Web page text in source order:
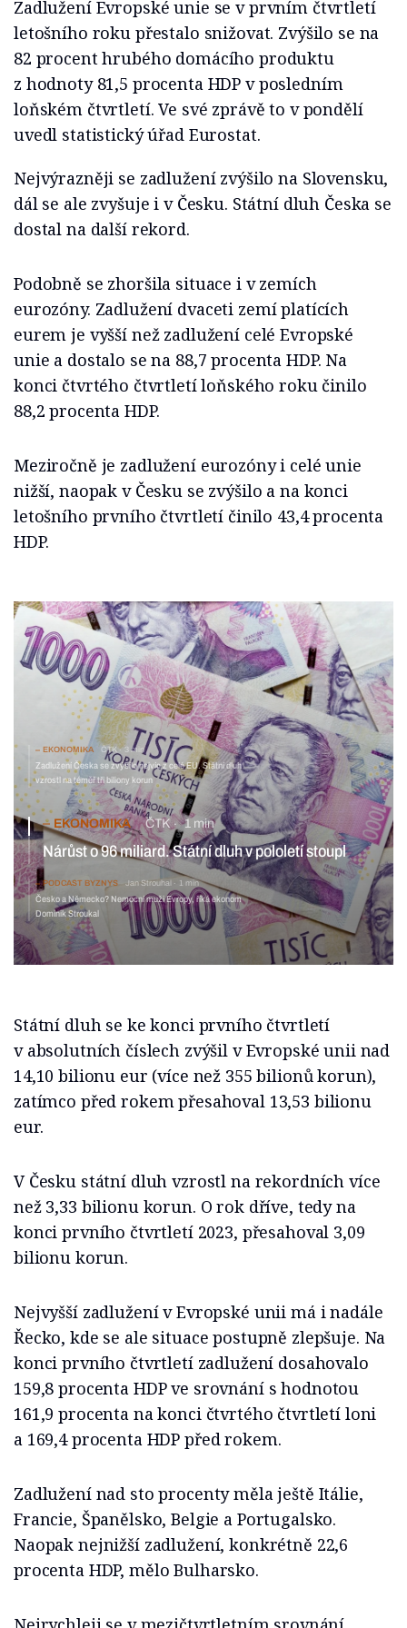
Zadlužení Evropské unie se v prvním čtvrtletí
letošního roku přestalo snižovat. Zvýšilo se na
82 procent hrubého domácího produktu
z hodnoty 81,5 procenta HDP v posledním
loňském čtvrtletí. Ve své zprávě to v pondělí
uvedl statistický úřad Eurostat.
Nejvýrazněji se zadlužení zvýšilo na Slovensku,
dál se ale zvyšuje i v Česku. Státní dluh Česka se
dostal na další rekord.
Podobně se zhoršila situace i v zemích
eurozóny. Zadlužení dvaceti zemí platících
eurem je vyšší než zadlužení celé Evropské
unie a dostalo se na 88,7 procenta HDP. Na
konci čtvrtého čtvrtletí loňského roku činilo
88,2 procenta HDP.
Meziročně je zadlužení eurozóny i celé unie
nižší, naopak v Česku se zvýšilo a na konci
letošního prvního čtvrtletí činilo 43,4 procenta
HDP.
EKONOMIKA ČTK 3 min
Zadlužení Česka se zvýšilo nejvíc z celé EU. Státní dluh
vzrostl na téměř tři biliony korun
EKONOMIKA ČTK 1 min
Nárůst o 96 miliard. Státní dluh v pololetí stoupl
PODCAST BYZNYS Jan Strouhal 1 min
Česko a Německo? Nemocní muži Evropy, říká ekonom
Dominik Stroukal
Státní dluh se ke konci prvního čtvrtletí
v absolutních číslech zvýšil v Evropské unii nad
14,10 bilionu eur (více než 355 bilionů korun),
zatímco před rokem přesahoval 13,53 bilionu
eur.
V Česku státní dluh vzrostl na rekordních více
než 3,33 bilionu korun. O rok dříve, tedy na
konci prvního čtvrtletí 2023, přesahoval 3,09
bilionu korun.
Nejvyšší zadlužení v Evropské unii má i nadále
Řecko, kde se ale situace postupně zlepšuje. Na
konci prvního čtvrtletí zadlužení dosahovalo
159,8 procenta HDP ve srovnání s hodnotou
161,9 procenta na konci čtvrtého čtvrtletí loni
a 169,4 procenta HDP před rokem.
Zadlužení nad sto procenty měla ještě Itálie,
Francie, Španělsko, Belgie a Portugalsko.
Naopak nejnižší zadlužení, konkrétně 22,6
procenta HDP, mělo Bulharsko.